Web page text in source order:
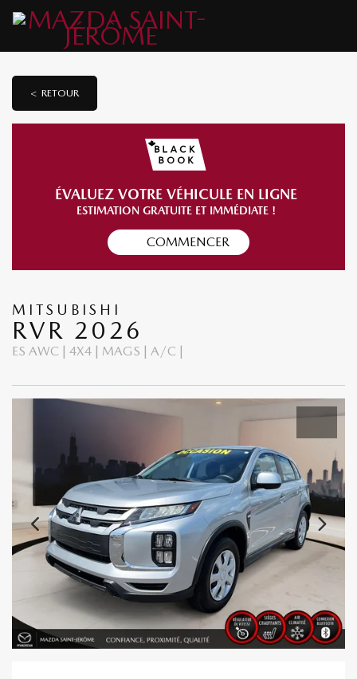
< RETOUR
ÉVALUEZ VOTRE VÉHICULE EN LIGNE
ESTIMATION GRATUITE ET IMMÉDIATE !
COMMENCER
MITSUBISHI
RVR 2026
ES AWC | 4X4 | MAGS | A/C |